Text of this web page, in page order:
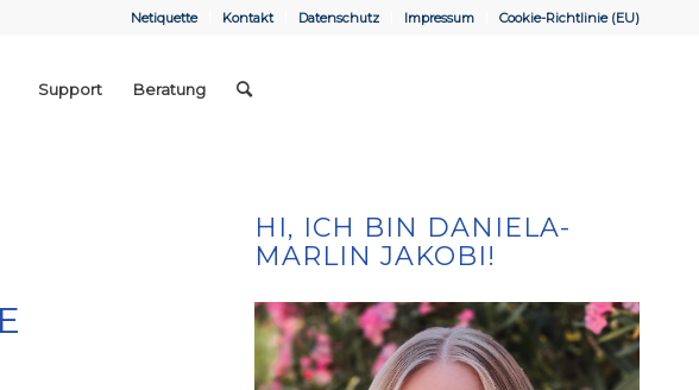
Netiquette Kontakt Datenschutz Impressum Cookie-Richtlinie (EU)
Support Beratung
HI, ICH BIN DANIELA-
MARLIN JAKOBI!